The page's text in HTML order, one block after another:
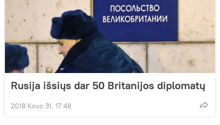
Rusija išsiųs dar 50 Britanijos diplomatų
2018 Kovo 31, 17:48